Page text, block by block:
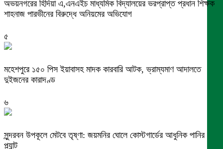
অভয়নগরের হিদিয়া এ,এনএইচ মাধ্যমিক বিদ্যালয়ের ভরপ্রাপ্ত প্রধান শিক্ষক
শাহনাজ পারভীনের বিরুদ্ধে অনিয়মের অভিযোগ
৫
মহেশপুরে ১৫০ পিস ইয়াবাসহ মাদক কারবারি আটক, ভ্রাম্যমাণ আদালতে
দুইজনের কারাদণ্ড
৬
সুন্দরবন উপকূলে মেটবে তৃষ্ণা: জয়মনির ঘোলে কোস্টগার্ডের আধুনিক পানির
প্ল্যান্ট